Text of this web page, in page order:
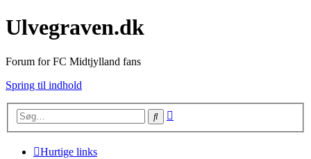
Ulvegraven.dk
Forum for FC Midtjylland fans
Spring til indhold
Søg
Hurtige links